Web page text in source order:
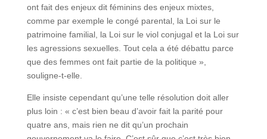
ont fait des enjeux dit féminins des enjeux mixtes,
comme par exemple le congé parental, la Loi sur le
patrimoine familial, la Loi sur le viol conjugal et la Loi sur
les agressions sexuelles. Tout cela a été débattu parce
que des femmes ont fait partie de la politique »,
souligne-t-elle.
Elle insiste cependant qu’une telle résolution doit aller
plus loin : « c’est bien beau d’avoir fait la parité pour
quatre ans, mais rien ne dit qu’un prochain